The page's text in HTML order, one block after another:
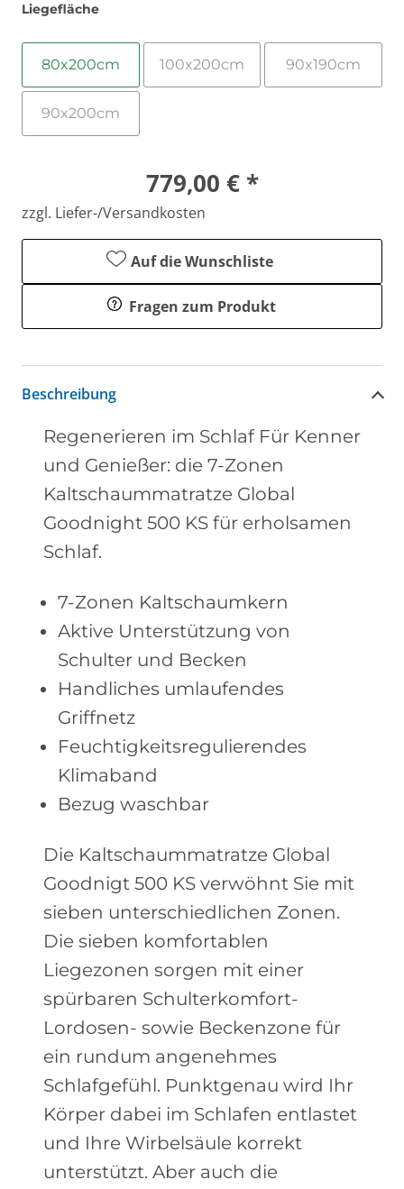
Liegefläche
80x200cm 100x200cm 90x190cm
90x200cm
779,00 € *
zzgl. Liefer-/Versandkosten
Auf die Wunschliste
Fragen zum Produkt
Beschreibung
Regenerieren im Schlaf Für Kenner
und Genießer: die 7-Zonen
Kaltschaummatratze Global
Goodnight 500 KS für erholsamen
Schlaf.
7-Zonen Kaltschaumkern
Aktive Unterstützung von
Schulter und Becken
Handliches umlaufendes
Griffnetz
Feuchtigkeitsregulierendes
Klimaband
Bezug waschbar
Die Kaltschaummatratze Global
Goodnigt 500 KS verwöhnt Sie mit
sieben unterschiedlichen Zonen.
Die sieben komfortablen
Liegezonen sorgen mit einer
spürbaren Schulterkomfort-
Lordosen- sowie Beckenzone für
ein rundum angenehmes
Schlafgefühl. Punktgenau wird Ihr
Körper dabei im Schlafen entlastet
und Ihre Wirbelsäule korrekt
unterstützt. Aber auch die